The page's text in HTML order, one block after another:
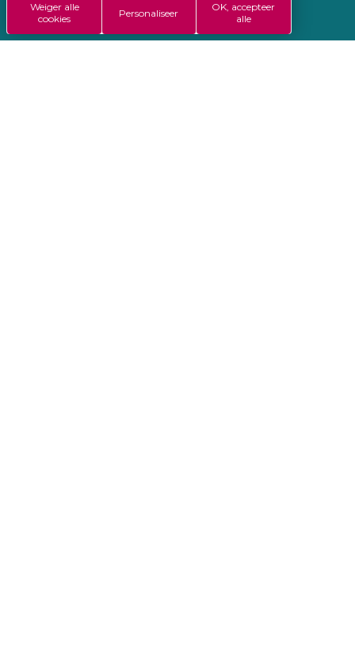
ALGEMENE VERKOOPSVOORWAARDEN
OK, accepteer
alle
Weiger alle
cookies
Personaliseer